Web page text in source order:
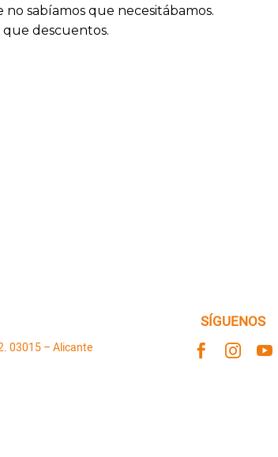
sabíamos que necesitábamos.
descuentos.
03015 – Alicante
SÍGUENOS